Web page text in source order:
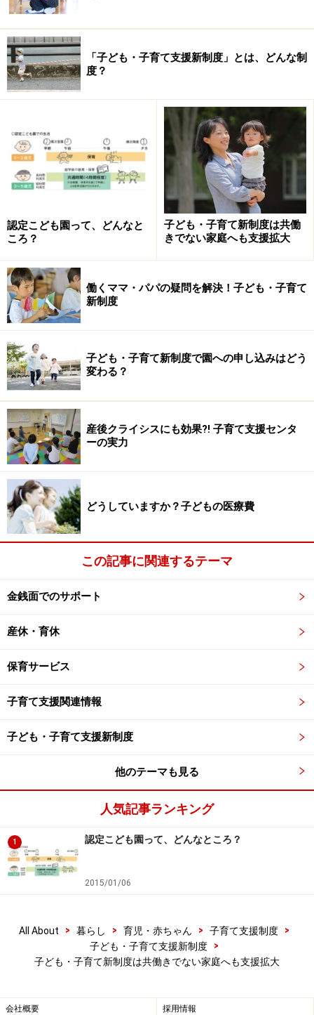
子育て短期支援事業（ショートステイ）：保護者の病気
など一時的に養育することが難しくなった児童を、児童
養護施設などで、保護する事業。
Q：一時的に子どもを預ける場合でも、手
続きの前に、保育の必要性の認定をまず受
けなくてはなりませんか？
：それぞれのサービスに応じた一定の申請手続きなど
は必要ですが、保育の必要性認定を受ける必要はありま
せん。
Ｑ：子どもが3歳未満で親のどちらかが働い
ていない場合でも利用できる、子育て支援
のサービスは何でしょうか？
Ａ：地域子育て支援拠点事業（子育てひろばなど）や、
一時預かりなどがあります。
地域子育て支援拠点事業（子育てひろばなど）：乳幼児
や保護者が交流を行える地域の拠点。子育てについての
相談、情報の提供や助言、必要に応じて援助を行う。
Ｑ：今回「保育を必要とする事由」に新た
に追加された項目を教えてください。
：「求職活動、就学、虐待やDVのおそれがあること、
※記事内容は執筆時点のものです。最新の内容をご確認くださ
い。
「子ども・子育て支援新制度」とは、どんな制
度？
認定こども園って、どんなと
ころ？
子ども・子育て新制度は共働
きでない家庭へも支援拡大
働くママ・パパの疑問を解決！子ども・子育て
新制度
子ども・子育て新制度で園への申し込みはどう
変わる？
産後クライシスにも効果?! 子育て支援センタ
ーの実力
どうしていますか？子どもの医療費
この記事に関連するテーマ
金銭面でのサポート
産休・育休
保育サービス
子育て支援関連情報
子ども・子育て支援新制度
他のテーマも見る
人気記事ランキング
1 認定こども園って、どんなところ？
2015/01/06
All About > 暮らし > 育児・赤ちゃん > 子育て支援制度
>
子ども・子育て支援新制度
>
子ども・子育て新制度は共働きでない家庭へも支援拡大
会社概要 採用情報